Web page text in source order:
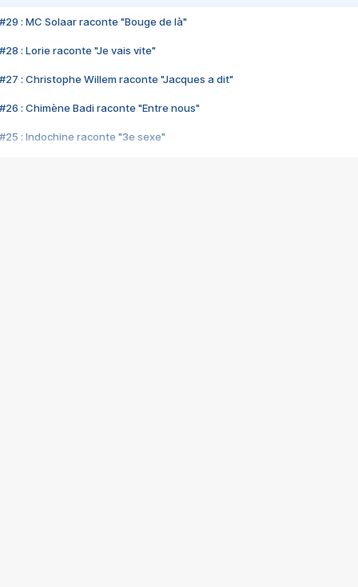
#29 : MC Solaar raconte "Bouge de là"
#28 : Lorie raconte "Je vais vite"
#27 : Christophe Willem raconte "Jacques a dit"
#26 : Chimène Badi raconte "Entre nous"
#25 : Indochine raconte "3e sexe"